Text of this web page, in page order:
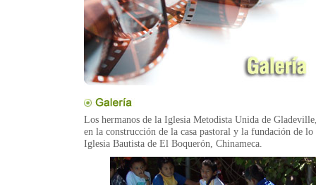
Los hermanos de la Iglesia Metodista Unida de
en la construcción de la casa pastoral y la fundación de
Iglesia Bautista de El Boquerón, Chinameca.